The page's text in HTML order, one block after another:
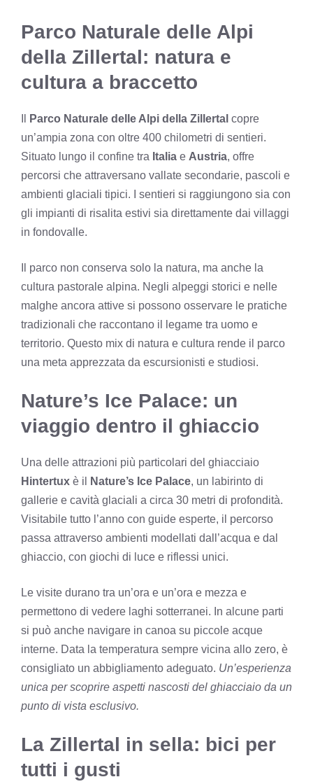
Parco Naturale delle Alpi
della Zillertal: natura e
cultura a braccetto
Parco Naturale delle Alpi della Zillertal copre
un’ampia zona con oltre 400 chilometri di sentieri.
Situato lungo il confine tra Italia e Austria, offre
percorsi che attraversano vallate secondarie, pascoli e
ambienti glaciali tipici. I sentieri si raggiungono sia con
gli impianti di risalita estivi sia direttamente dai villaggi
in fondovalle.
Il parco non conserva solo la natura, ma anche la
cultura pastorale alpina. Negli alpeggi storici e nelle
malghe ancora attive si possono osservare le pratiche
tradizionali che raccontano il legame tra uomo e
territorio. Questo mix di natura e cultura rende il parco
una meta apprezzata da escursionisti e studiosi.
Nature’s Ice Palace: un
viaggio dentro il ghiaccio
Una delle attrazioni più particolari del ghiacciaio
Hintertux è il Nature’s Ice Palace, un labirinto di
gallerie e cavità glaciali a circa 30 metri di profondità.
Visitabile tutto l’anno con guide esperte, il percorso
passa attraverso ambienti modellati dall’acqua e dal
ghiaccio, con giochi di luce e riflessi unici.
Le visite durano tra un’ora e un’ora e mezza e
permettono di vedere laghi sotterranei. In alcune parti
si può anche navigare in canoa su piccole acque
interne. Data la temperatura sempre vicina allo zero, è
consigliato un abbigliamento adeguato. Un’esperienza
unica per scoprire aspetti nascosti del ghiacciaio da un
punto di vista esclusivo.
La Zillertal in sella: bici per
tutti i gusti